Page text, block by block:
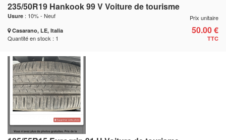
235/50R19 Hankook 99 V Voiture de tourisme
Usure : 10% - Neuf
Casarano, LE, Italia
Quantité en stock : 1
Prix unitaire
50.00 €
TTC